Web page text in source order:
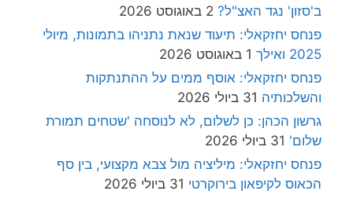
ב'סזון' נגד האצ"ל? 2 באוגוסט 2026
פנחס יחזקאלי: תיעוד שנאת נתניהו בתמונות, מיולי
2025 ואילך
1 באוגוסט 2026
פנחס יחזקאלי: אוסף ממים על ההתנתקות
והשלכותיה 31 ביולי 2026
גרשון הכהן: כן לשלום, לא לנוסחה 'שטחים תמורת
שלום' 31 ביולי 2026
פנחס יחזקאלי: מיליציה מול צבא מקצועי, בין סף
הכאוס לקיפאון בירוקרטי 31 ביולי 2026